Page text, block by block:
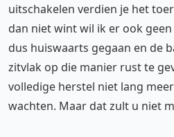
uitschakelen verdien je het
dan niet wint wil ik er ook
dus huiswaarts gegaan en de
zitvlak op die manier rust te
volledige herstel niet lang
wachten. Maar dat zult u niet